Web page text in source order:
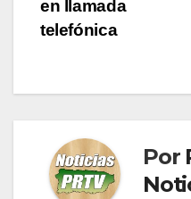
de
en llamada
telefónica
Por